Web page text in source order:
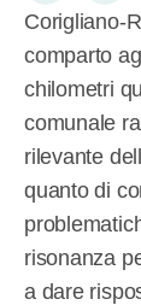
Corigliano-
comparto
chilometri
comunale
rilevante
quanto di
risonanza
a dare